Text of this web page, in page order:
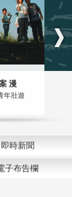
漫
年壯遊
即時新聞
子布告欄